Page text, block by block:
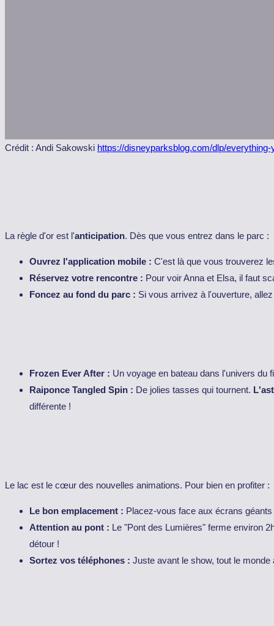
Crédit : Andi Sakowski https://disneyparksblog.com/dlp/
La règle d'or est l'anticipation. Dès que vous entrez dans le parc :
Ouvrez l'application mobile : C'est là que vous trouverez
Réservez votre rencontre : Pour voir Anna et Elsa, il faut
Foncez au fond du parc : Si vous arrivez à l'ouverture,
Frozen Ever After : Un voyage en bateau dans l'univers du
Raiponce Tangled Spin : De jolies tasses qui tournent.
différente !
Le lac est le cœur des nouvelles animations. Pour bien en profiter :
Le bon emplacement : Placez-vous face aux écrans
Attention au pont : Le "Pont des Lumières" ferme environ
détour !
Sortez vos téléphones : Juste avant le show, tout le